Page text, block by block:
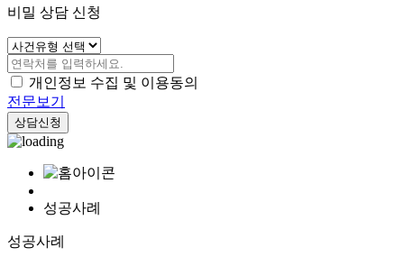
비밀 상담 신청
개인정보 수집 및 이용동의
전문보기
상담신청
성공사례
성공사례